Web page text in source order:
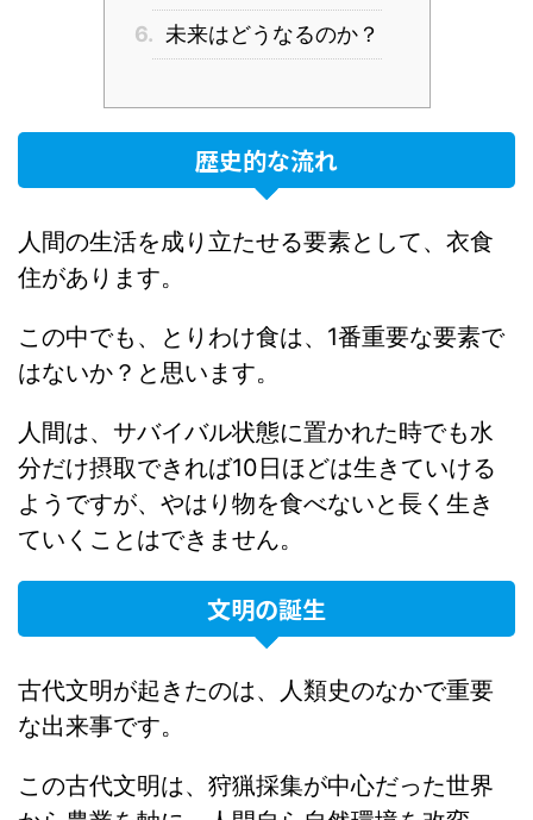
6. 未来はどうなるのか？
歴史的な流れ
人間の生活を成り立たせる要素として、衣食
住があります。
この中でも、とりわけ食は、1番重要な要素で
はないか？と思います。
人間は、サバイバル状態に置かれた時でも水
分だけ摂取できれば10日ほどは生きていける
ようですが、やはり物を食べないと長く生き
ていくことはできません。
文明の誕生
古代文明が起きたのは、人類史のなかで重要
な出来事です。
この古代文明は、狩猟採集が中心だった世界